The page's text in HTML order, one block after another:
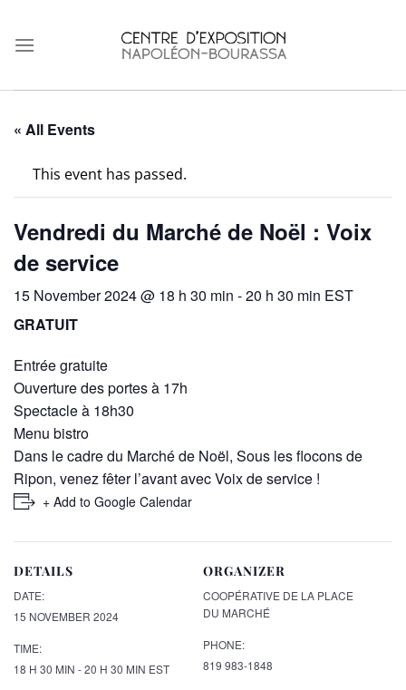
content
« All Events
This event has passed.
Vendredi du Marché de Noël : Voix
de service
15 November 2024 @ 18 h 30 min -20 h 30 min EST
GRATUIT
Entrée gratuite
Ouverture des portes à 17h
Spectacle à 18h30
Menu bistro
Dans le cadre du Marché de Noël, Sous les flocons de
Ripon, venez fêter l’avant avec Voix de service !
+ Add to Google Calendar
DETAILS
DATE:
15 NOVEMBER 2024
TIME:
18 H 30 MIN - 20 H 30 MIN EST
ORGANIZER
COOPÉRATIVE DE LA PLACE
DU MARCHÉ
PHONE:
819 983-1848